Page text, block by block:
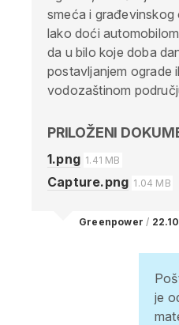
smeća i građevinskog
lako doći
da u bilo koje doba
postavljanjem ograde
vodozaštinom
PRILOŽENI
1.png 1.41 MB
Capture.png 1.04 MB
Greenpower /
je